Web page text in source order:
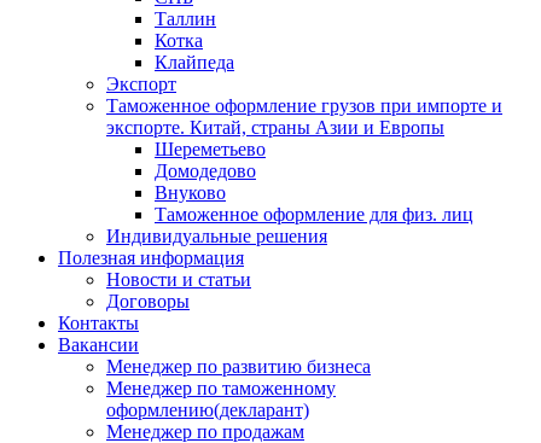
Таллин
Котка
Клайпеда
Экспорт
Таможенное оформление грузов при импорте и
экспорте. Китай, страны Азии и Европы
Шереметьево
Домодедово
Внуково
Таможенное оформление для физ. лиц
Индивидуальные решения
Полезная информация
Новости и статьи
Договоры
Контакты
Вакансии
Менеджер по развитию бизнеса
Менеджер по таможенному
оформлению(декларант)
Менеджер по продажам